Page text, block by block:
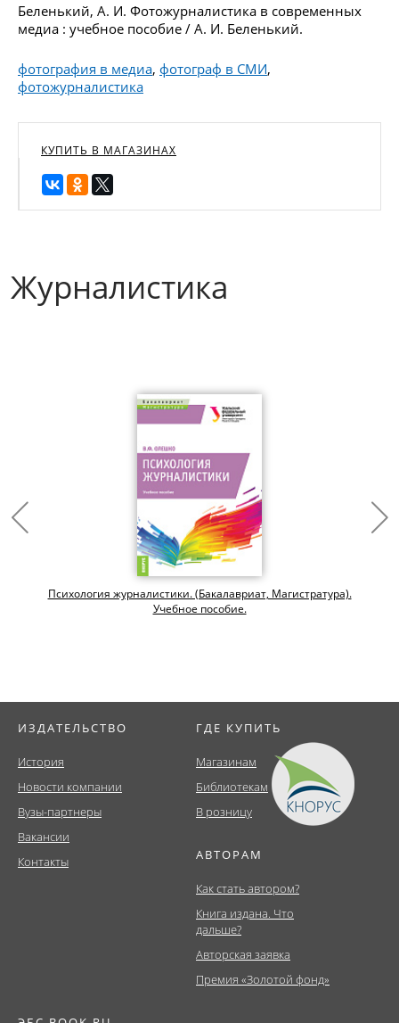
Беленький, А. И. Фотожурналистика в современных
медиа : учебное пособие / А. И. Беленький.
фотография в медиа, фотограф в СМИ,
фотожурналистика
КУПИТЬ В МАГАЗИНАХ
Журналистика
Психология журналистики. (Бакалавриат, Магистратура).
Учебное пособие.
ИЗДАТЕЛЬСТВО
История
Новости компании
Вузы-партнеры
Вакансии
Контакты
ГДЕ КУПИТЬ
Магазинам
Библиотекам
В розницу
АВТОРАМ
Как стать автором?
Книга издана. Что
дальше?
Авторская заявка
Премия «Золотой фонд»